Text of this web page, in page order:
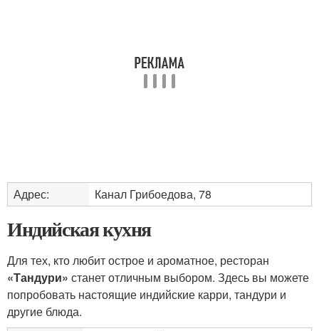
Адрес: Канал Грибоедова, 78
Индийская кухня
Для тех, кто любит острое и ароматное, ресторан
«Тандури» станет отличным выбором. Здесь вы можете
попробовать настоящие индийские карри, тандури и
другие блюда.